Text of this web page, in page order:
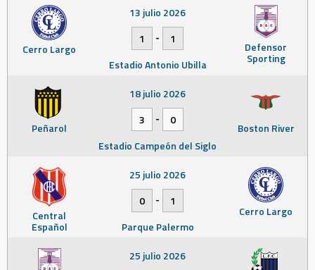
Cerro Largo Defensor
Sporting
13 julio 2026
1
-
1
Estadio Antonio Ubilla
Peñarol Boston River
18 julio 2026
3
-
0
Estadio Campeón del Siglo
Central
Español
Cerro Largo
25 julio 2026
0
-
1
Parque Palermo
25 julio 2026